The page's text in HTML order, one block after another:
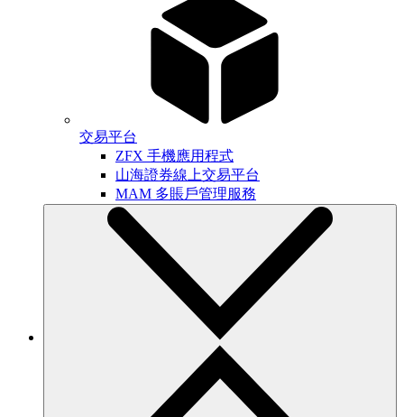
交易平台
ZFX 手機應用程式
山海證券線上交易平台
MAM 多賬戶管理服務